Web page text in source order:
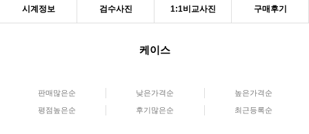
시계정보 검수사진 1:1비교사진 구매후기
케이스
판매많은순 낮은가격순 높은가격순
평점높은순 후기많은순 최근등록순